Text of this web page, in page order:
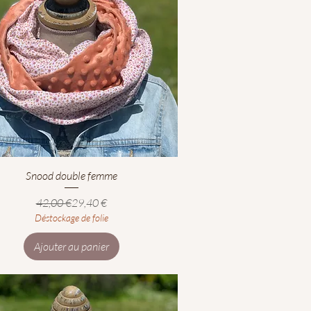
Aperçu rapide
Snood double femme
Prix original
42,00 €Prix promotionnel
29,40 €
Déstockage de folie
Ajouter au panier